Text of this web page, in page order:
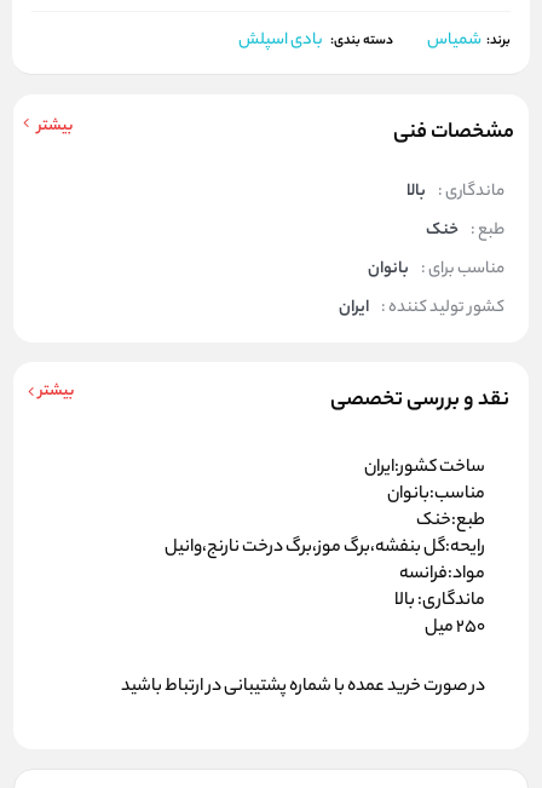
برند: شمیاس دسته بندی: بادی اسپلش
مشخصات فنی بیشتر
ماندگاری : بالا
طبع : خنک
مناسب برای : بانوان
کشور تولید کننده : ایران
نقد و بررسی تخصصی بیشتر
ساخت کشور:ایران
مناسب:بانوان
طبع:خنک
رایحه:گل بنفشه،برگ موز،برگ درخت نارنج،وانیل
مواد:فرانسه
ماندگاری: بالا
250 میل
در صورت خرید عمده با شماره پشتیبانی در ارتباط باشید